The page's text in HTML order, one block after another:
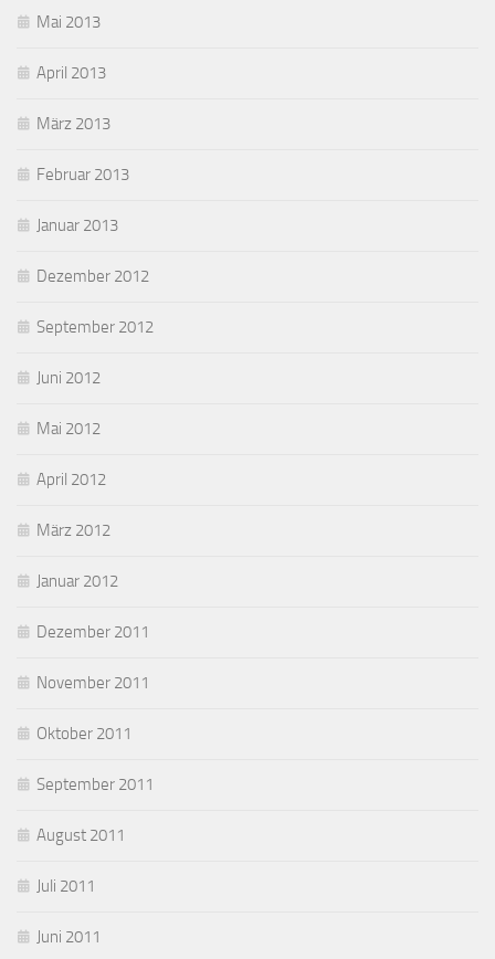
Mai 2013
April 2013
März 2013
Februar 2013
Januar 2013
Dezember 2012
September 2012
Juni 2012
Mai 2012
April 2012
März 2012
Januar 2012
Dezember 2011
November 2011
Oktober 2011
September 2011
August 2011
Juli 2011
Juni 2011